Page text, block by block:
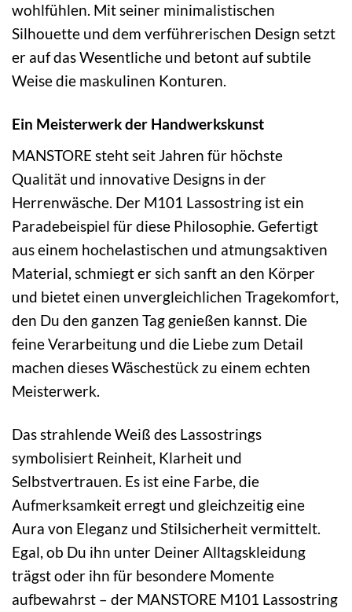
wohlfühlen. Mit seiner minimalistischen
Silhouette und dem verführerischen Design setzt
er auf das Wesentliche und betont auf subtile
Weise die maskulinen Konturen.
Ein Meisterwerk der Handwerkskunst
MANSTORE steht seit Jahren für höchste
Qualität und innovative Designs in der
Herrenwäsche. Der M101 Lassostring ist ein
Paradebeispiel für diese Philosophie. Gefertigt
aus einem hochelastischen und atmungsaktiven
Material, schmiegt er sich sanft an den Körper
und bietet einen unvergleichlichen Tragekomfort,
den Du den ganzen Tag genießen kannst. Die
feine Verarbeitung und die Liebe zum Detail
machen dieses Wäschestück zu einem echten
Meisterwerk.
Das strahlende Weiß des Lassostrings
symbolisiert Reinheit, Klarheit und
Selbstvertrauen. Es ist eine Farbe, die
Aufmerksamkeit erregt und gleichzeitig eine
Aura von Eleganz und Stilsicherheit vermittelt.
Egal, ob Du ihn unter Deiner Alltagskleidung
trägst oder ihn für besondere Momente
aufbewahrst – der MANSTORE M101 Lassostring